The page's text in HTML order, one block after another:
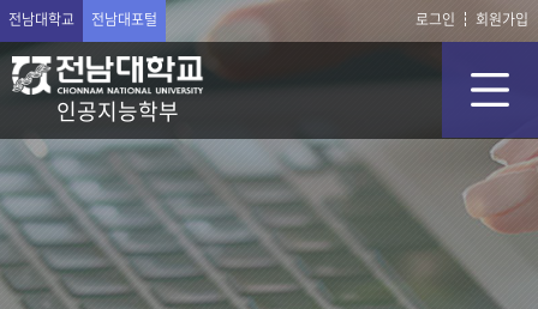
전남대학교 전남대포털 로그인 회원가입
인공지능학부